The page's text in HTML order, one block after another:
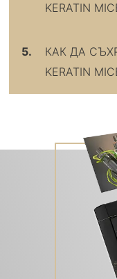
KERATIN
5.
КАК ДА
KERATIN